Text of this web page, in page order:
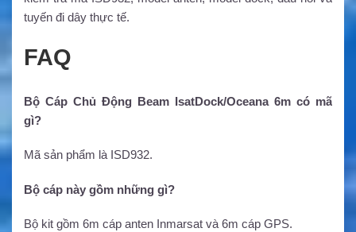
tuyến đi dây thực tế.
FAQ
Bộ Cáp Chủ Động Beam IsatDock/Oceana 6m có mã
gì?
Mã sản phẩm là ISD932.
Bộ cáp này gồm những gì?
Bộ kit gồm 6m cáp anten Inmarsat và 6m cáp GPS.